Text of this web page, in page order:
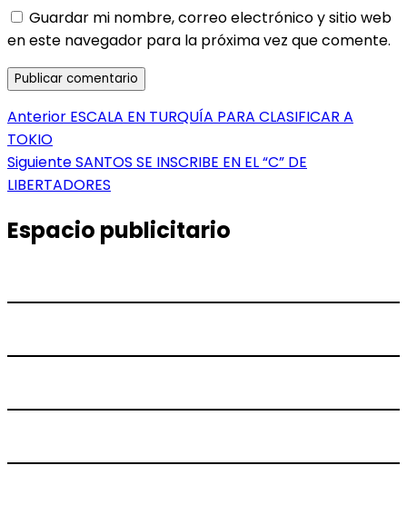
Guardar mi nombre, correo electrónico y sitio web
en este navegador para la próxima vez que comente.
Navegación
de
entradas
Anterior Entrada
ESCALA EN TURQUÍA PARA CLASIFICAR A
TOKIO
SiguienteEntrada
siguiente:
SANTOS SE INSCRIBE EN EL “C” DE
LIBERTADORES
Espacio publicitario